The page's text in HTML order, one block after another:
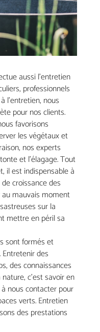
aussi l’entretien
professionnels
l’entretien, nous
pour nos clients.
favorisons
les végétaux et
nos experts
et l’élagage. Tout
il est indispensable à
croissance des
mauvais moment
sur la
mettre en péril sa
sont formés et
des
des connaissances
c’est savoir en
nous contacter pour
verts. Entretien
des prestations